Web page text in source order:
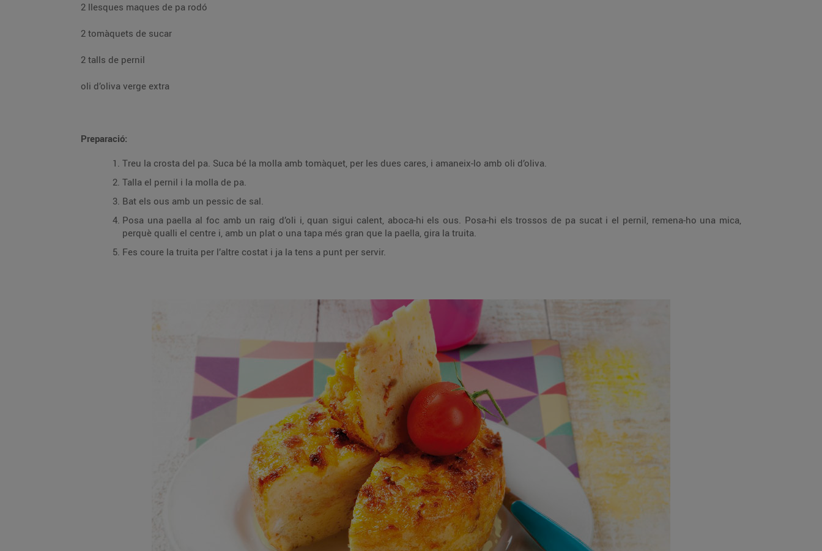
2 llesques maques de pa rodó
2 tomàquets de sucar
2 talls de pernil
oli d’oliva verge extra
Preparació:
Treu la crosta del pa. Suca bé la molla amb tomàquet, per les dues cares, i amaneix-lo amb oli d’oliva.
Talla el pernil i la molla de pa.
Bat els ous amb un pessic de sal.
Posa una paella al foc amb un raig d’oli i, quan sigui calent, aboca-hi els ous. Posa-hi els trossos de pa sucat i el pernil, remena-ho una mica,
perquè qualli el centre i, amb un plat o una tapa més gran que la paella, gira la truita.
Fes coure la truita per l’altre costat i ja la tens a punt per servir.